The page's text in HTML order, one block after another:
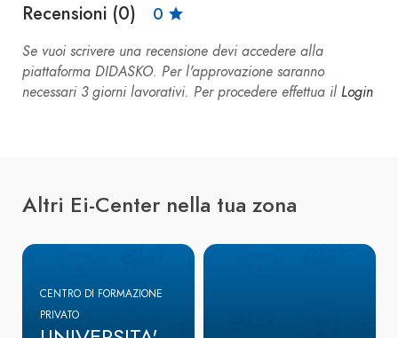
Recensioni (0) 0
Se vuoi scrivere una recensione devi accedere alla
piattaforma DIDASKO. Per l'approvazione saranno
necessari 3 giorni lavorativi. Per procedere effettua il Login
Altri Ei-Center nella tua zona
CENTRO DI FORMAZIONE
PRIVATO